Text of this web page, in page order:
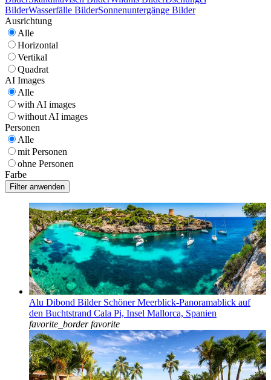
BilderWasserfälle BilderSonnenuntergänge Bilder
Ausrichtung
Alle
Horizontal
Vertikal
Quadrat
AI Images
Alle
with AI images
without AI images
Personen
Alle
mit Personen
ohne Personen
Farbe
Alu Dibond Bilder Schöner Meerblick-Panoramablick auf
den Buchtstrand Cala Pi, Insel Mallorca, Spanien
favorite_border favorite